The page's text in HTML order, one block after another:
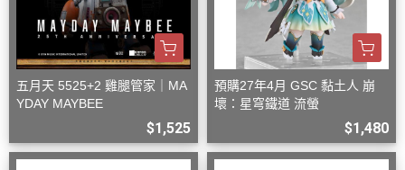
五月天 5525+2 雞腿管家｜MA
YDAY MAYBEE
$1,525
預購27年4月 GSC 黏土人 崩
壞：星穹鐵道 流螢
$1,480